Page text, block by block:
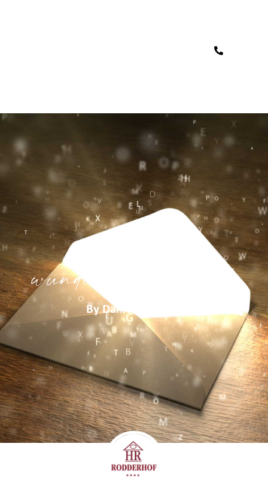
War´s
wunderbAHR?!
ByDaniel Hempen